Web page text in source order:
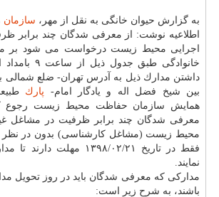
به گزارش حیوان خانگی به نقل از مهر، سازمان
اطلاعیه نوشت: از معرفی شدگان چند برابر
اجرایی محیط زیست درخواست می شود بر
داشتن مدارك ذیل به آدرس تهران- ضلع شمالی
بین شیخ فضل اله و یادگار امام- پارك
همایش سازمان حفاظت محیط زیست رجوع
معرفی شدگان چند برابر ظرفیت در مشاغل
محیط زیست (مشاغل كارشناسی) بدون در نظر
فقط در تاریخ ۱۳۹۸/۰۲/۲۱
نمایند.
مداركی كه معرفی شدگان باید در روز تحویل
باشند، به شرح زیر است: